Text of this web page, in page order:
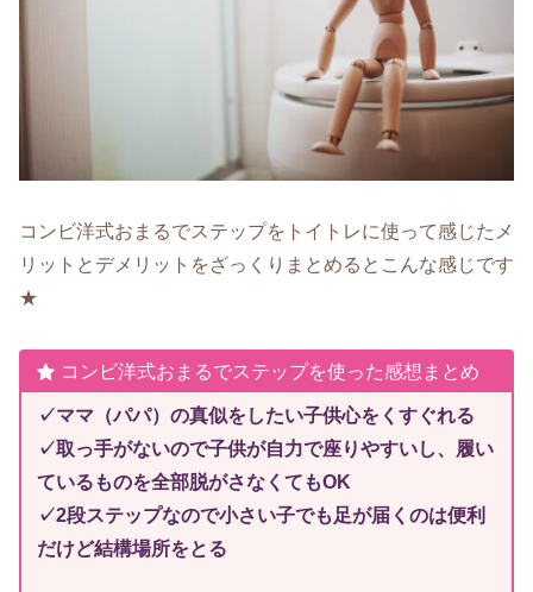
コンビ洋式おまるでステップをトイトレに使って感じたメ
リットとデメリットをざっくりまとめるとこんな感じです
★
コンビ洋式おまるでステップを使った感想まとめ
✓ママ（パパ）の真似をしたい子供心をくすぐれる
✓取っ手がないので子供が自力で座りやすいし、履い
ているものを全部脱がさなくてもOK
✓2段ステップなので小さい子でも足が届くのは便利
だけど結構場所をとる